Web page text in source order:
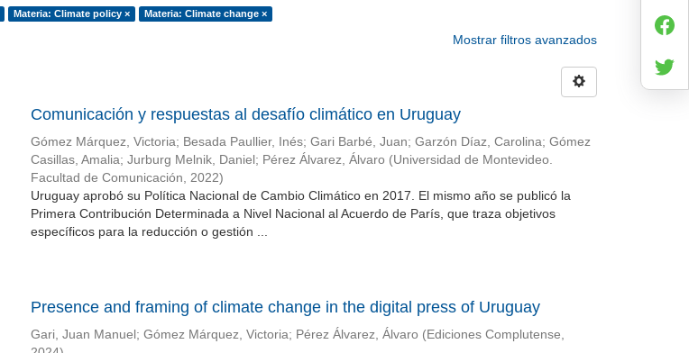
Materia: Climate policy × Materia: Climate change ×
Mostrar filtros avanzados
Comunicación y respuestas al desafío climático en Uruguay
Gómez Márquez, Victoria; Besada Paullier, Inés; Gari Barbé, Juan; Garzón Díaz, Carolina; Gómez
Casillas, Amalia; Jurburg Melnik, Daniel ; Pérez Álvarez, Álvaro (Universidad de Montevideo.
Facultad de Comunicación, 2022)
Uruguay aprobó su Política Nacional de Cambio Climático en 2017. El mismo año se publicó la
Primera Contribución Determinada a Nivel Nacional al Acuerdo de París, que traza objetivos
específicos para la reducción o gestión ...
Presence and framing of climate change in the digital press of Uruguay
Gari, Juan Manuel ; Gómez Márquez, Victoria; Pérez Álvarez, Álvaro (Ediciones Complutense,